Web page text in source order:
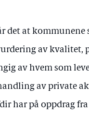
det at kommunene
av kvalitet,
av hvem som
av private
har på oppdrag